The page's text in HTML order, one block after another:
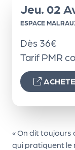
Jeu. 02
ESPACE
Dès 36€
Tarif PMR
« On dit toujours
qui pratiquent le
O
G!
Le
Ma
g
Sui
vr
e
le